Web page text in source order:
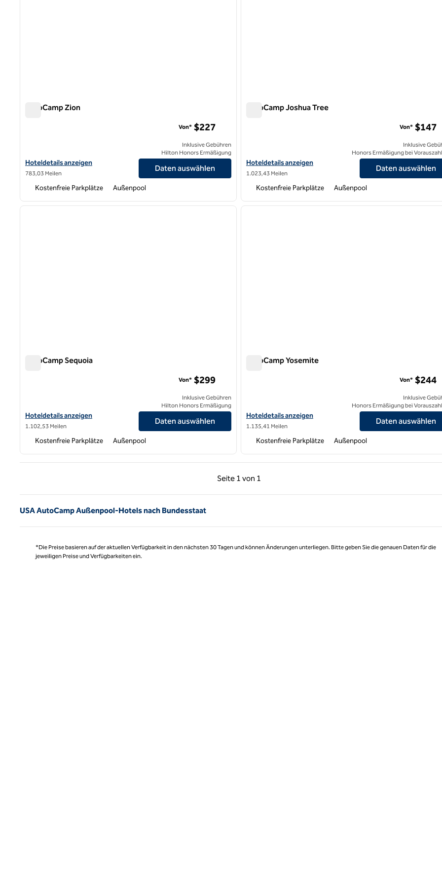
AutoCamp Zion
Hoteldetails für AutoCamp Zion anzeigen
Hoteldetails anzeigen
783,03 Meilen
Von* $227
Inklusive Gebühren
Hilton Honors Ermäßigung
Daten auswählen
Kostenfreie Parkplätze Außenpool
AutoCamp Joshua Tree
Hoteldetails für AutoCamp Joshua Tree anzeigen
Hoteldetails anzeigen
1.023,43 Meilen
Von* $147
Inklusive
Honors Ermäßigung bei
Daten auswählen
Kostenfreie Parkplätze Außenpool
1 von 12
nächstes Bild
AutoCamp Sequoia
Hoteldetails für AutoCamp Sequoia anzeigen
Hoteldetails anzeigen
1.102,53 Meilen
Von* $299
Inklusive Gebühren
Hilton Honors Ermäßigung
Daten auswählen
Kostenfreie Parkplätze Außenpool
1 von 12
AutoCamp Yosemite
Hoteldetails für AutoCamp Yosemite anzeigen
Hoteldetails anzeigen
1.135,41 Meilen
Von* $244
Inklusive
Honors Ermäßigung bei
Daten auswählen
Kostenfreie Parkplätze Außenpool
Seite 1 von 1
Vorherige Seite, 1 von 1
Seite 1 von 1
USA AutoCamp Außenpool-Hotels nach Bundesstaat
*Die Preise basieren auf der aktuellen Verfügbarkeit in den nächsten 30 Tagen und können Änderungen unterliegen. Bitte geben Sie die genauen Daten für die
jeweiligen Preise und Verfügbarkeiten ein.